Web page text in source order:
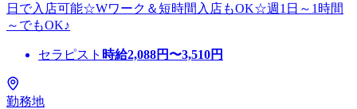
日で入店可能☆Wワーク＆短時間入店もOK☆週1日～1時間
～でもOK♪
セラピスト 時給2,088円〜3,510円
勤務地